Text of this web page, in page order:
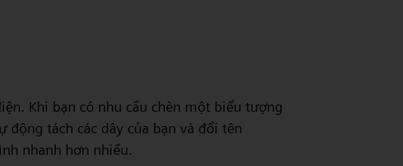
Khi bạn có nhu cầu chèn một biểu tượng
động tách các dây của bạn và đổi tên
nhanh hơn nhiều.